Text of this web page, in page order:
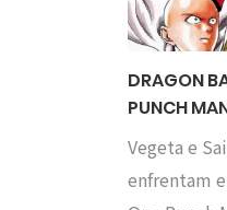
DRAGON
PUNCH
Vegeta e
enfrentam